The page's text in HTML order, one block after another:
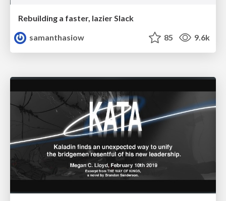
Rebuilding a faster, lazier Slack
samanthasiow
85 9.6k